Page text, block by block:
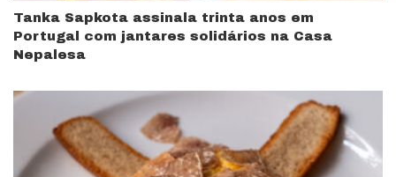
Tanka Sapkota assinala trinta anos em
Portugal com jantares solidários na Casa
Nepalesa